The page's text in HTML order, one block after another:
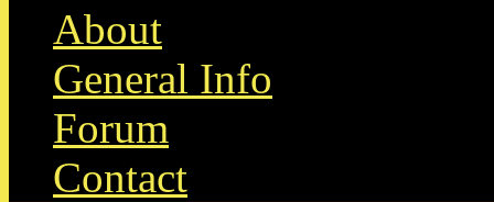
About
General Info
Forum
Contact